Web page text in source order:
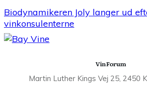
Biodynamikeren Joly langer ud
vinkonsulenterne
VinForum
Martin Luther Kings Vej 25, 2450